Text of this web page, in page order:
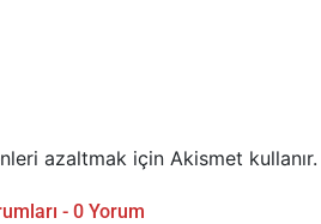
azaltmak için Akismet kullanır.
- 0 Yorum